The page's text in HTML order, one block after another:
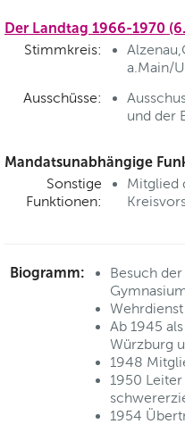
Der Landtag 1966-1970
Stimmkreis:
a.Main/
Ausschüsse:
und der
Mandatsunabhängige
Sonstige
Funktionen:
Mitglied
Biogramm:
Besuch
Wehrdienst
Ab 1945
Würzburg
1948
1950
1954